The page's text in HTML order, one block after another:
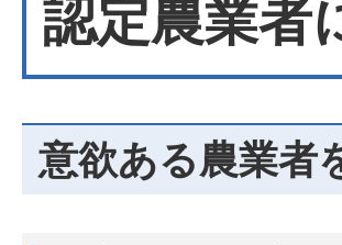
認定農業者
意欲ある農業者